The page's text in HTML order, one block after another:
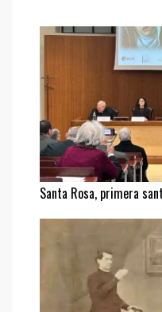
Santa Rosa, primera